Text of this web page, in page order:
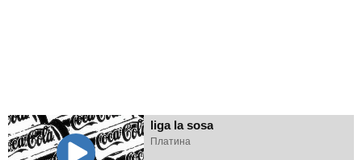
liga la sosa
Платина